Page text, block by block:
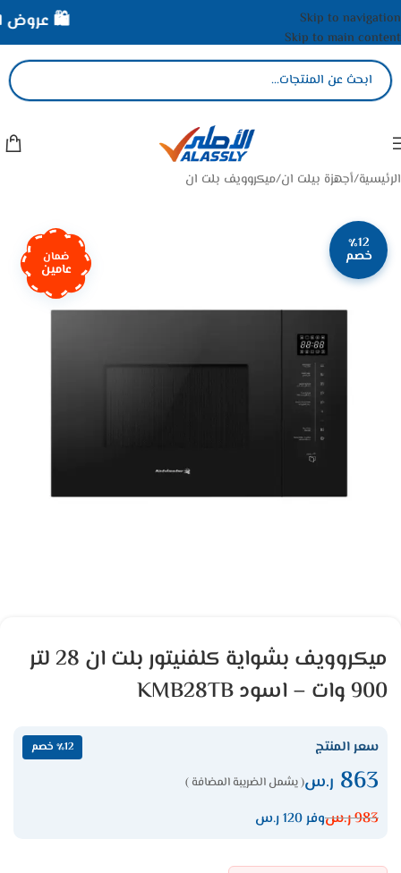
Skip to navigation
Skip to main content
الرئيسية/أجهزة بيلت ان/ميكروويف بلت ان
٪12
خصم ضمان
عامين
ميكروويف بشواية كلفنيتور بلت ان 28 لتر
900 وات – اسود KMB28TB
سعر المنتج ٪12 خصم
863 ر.س( يشمل الضريبة المضافة )
983ر.سوفر 120 ر.س
🛍️ عروض